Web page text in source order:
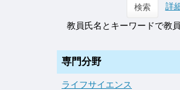
検索
詳
教員氏名とキーワードで教
専門分野
ライフサイエンス